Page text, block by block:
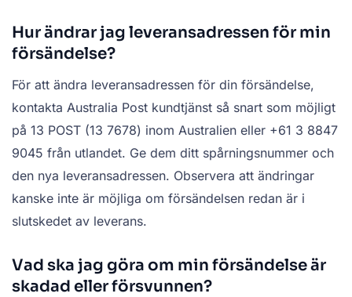
Hur ändrar jag leveransadressen för min
försändelse?
För att ändra leveransadressen för din försändelse,
kontakta Australia Post kundtjänst så snart som möjligt
på 13 POST (13 7678) inom Australien eller +61 3 8847
9045 från utlandet. Ge dem ditt spårningsnummer och
den nya leveransadressen. Observera att ändringar
kanske inte är möjliga om försändelsen redan är i
slutskedet av leverans.
Vad ska jag göra om min försändelse är
skadad eller försvunnen?